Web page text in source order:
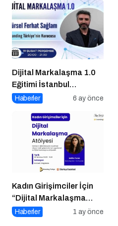
Dijital Markalaşma 1.0
Eğitimi İstanbul
Üniversitesi’nde
Haberler 6 ay önce
Kadın Girişimciler İçin
“Dijital Markalaşma
Atölyesi” Başlıyor
Haberler 1 ay önce